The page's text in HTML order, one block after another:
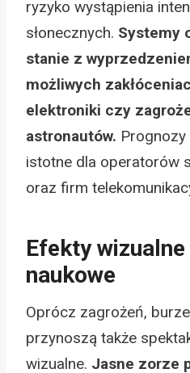
ryzyko wystąpienia
słonecznych. Systemy
stanie z
możliwych
elektroniki czy
astronautów.
istotne dla operatorów
oraz firm
Efekty
naukowe
Oprócz zagrożeń,
przynoszą także
wizualne. Jasne zorze